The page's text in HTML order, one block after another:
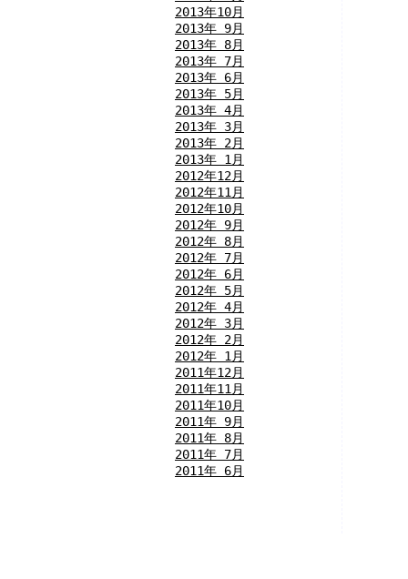
2013年10月
2013年 9月
2013年 8月
2013年 7月
2013年 6月
2013年 5月
2013年 4月
2013年 3月
2013年 2月
2013年 1月
2012年12月
2012年11月
2012年10月
2012年 9月
2012年 8月
2012年 7月
2012年 6月
2012年 5月
2012年 4月
2012年 3月
2012年 2月
2012年 1月
2011年12月
2011年11月
2011年10月
2011年 9月
2011年 8月
2011年 7月
2011年 6月